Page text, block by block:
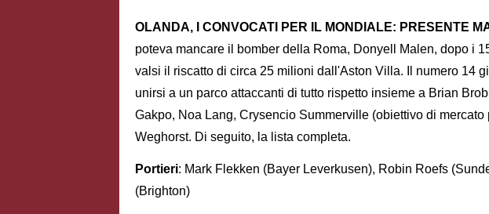
OLANDA, I CONVOCATI PER IL MONDIALE: PRESENTE
poteva mancare il bomber della Roma, Donyell Malen, dopo i
valsi il riscatto di circa 25 milioni dall'Aston Villa. Il numero 14
unirsi a un parco attaccanti di tutto rispetto insieme a Brian
Gakpo, Noa Lang, Crysencio Summerville (obiettivo di
Weghorst. Di seguito, la lista completa.
Portieri: Mark Flekken (Bayer Leverkusen), Robin Roefs
(Brighton)